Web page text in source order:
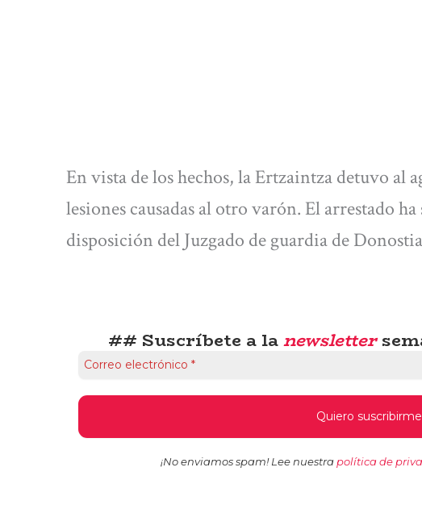
En vista de los hechos, la Ertzaintza detuvo al
lesiones causadas al otro varón. El arrestado
disposición del Juzgado de guardia de
## Suscríbete a lanewsletter
¡No enviamos spam! Lee nuestra política de